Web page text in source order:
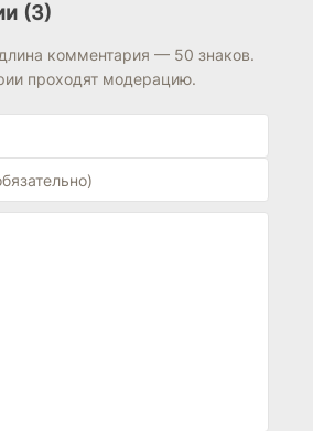
(3)
комментария — 50 знаков.
проходят модерацию.